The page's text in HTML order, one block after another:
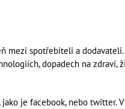
mezi spotřebiteli a dodavateli.
dopadech na zdraví,
je facebook, nebo twitter.